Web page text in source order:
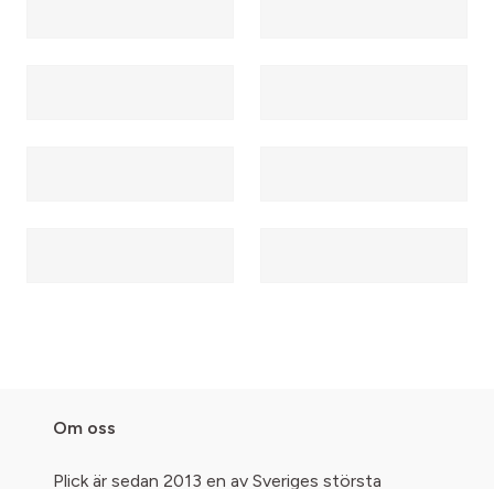
Om oss
Plick är sedan 2013 en av Sveriges största